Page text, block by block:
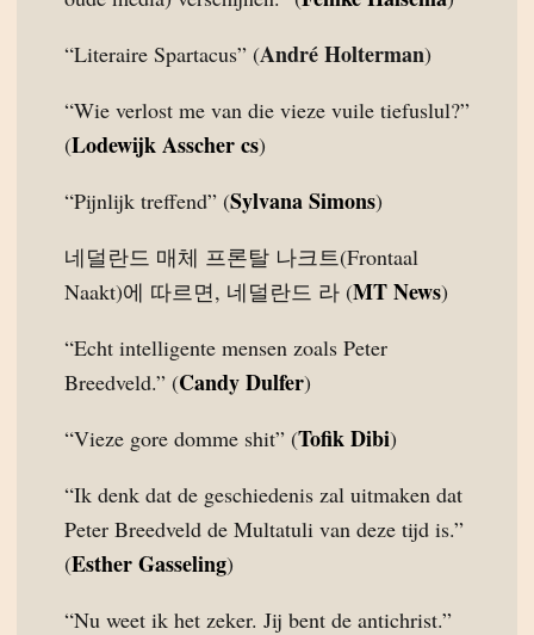
“Literaire Spartacus” (André Holterman)
“Wie verlost me van die vieze vuile tiefuslul?”
(Lodewijk Asscher cs)
“Pijnlijk treffend” (Sylvana Simons)
네덜란드 매체 프론탈 나크트(Frontaal
Naakt)에 따르면, 네덜란드 라 (MT News)
“Echt intelligente mensen zoals Peter
Breedveld.” (Candy Dulfer)
“Vieze gore domme shit” (Tofik Dibi)
“Ik denk dat de geschiedenis zal uitmaken dat
Peter Breedveld de Multatuli van deze tijd is.”
(Esther Gasseling)
“Nu weet ik het zeker. Jij bent de antichrist.”